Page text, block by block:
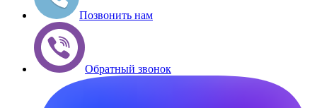
Позвонить нам
Обратный звонок